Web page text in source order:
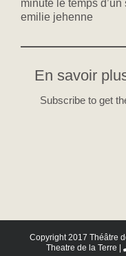
minute le temps
emilie jehenne
En savoir
Subscribe to get
Copyright 2017 Théâtre
Theatre de la Terre